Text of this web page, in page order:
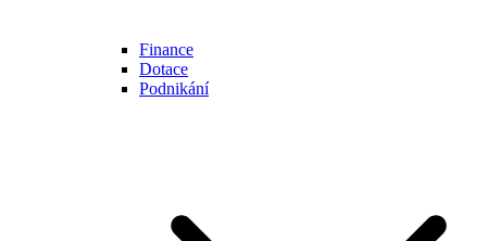
Finance
Dotace
Podnikání